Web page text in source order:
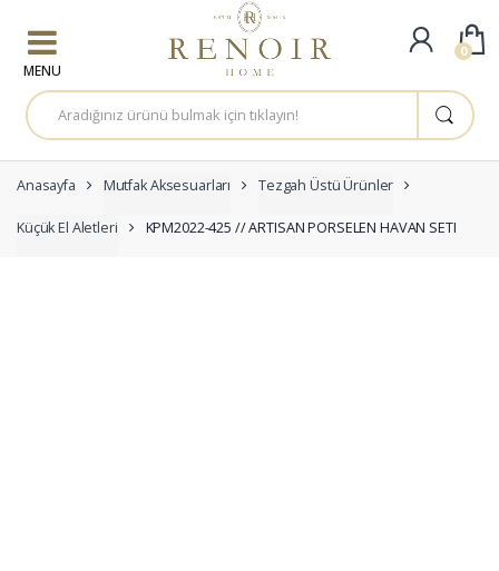
A
r
a
a
:
Anasayfa Mutfak Aksesuarları Tezgah Üstü Ürünler
Küçük El Aletleri KPM2022-425 // ARTISAN PORSELEN HAVAN SETI
0